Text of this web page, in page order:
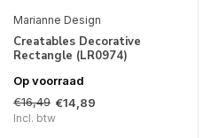
Marianne Design
Creatables Decorative
Rectangle (LR0974)
Op voorraad
€16,49 €14,89
Incl. btw